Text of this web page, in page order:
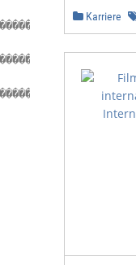
Karriere